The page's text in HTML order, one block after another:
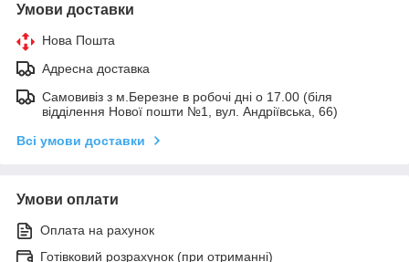
Умови доставки
Нова Пошта
Адресна доставка
Самовивіз з м.Березне в робочі дні о 17.00 (біля
відділення Нової пошти №1, вул. Андріївська, 66)
Всі умови доставки
Умови оплати
Оплата на рахунок
Готівковий розрахунок (при отриманні)